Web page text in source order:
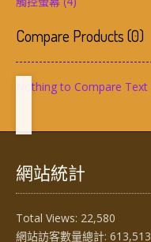
Compare Products(0)
Nothing to Compare Text
網站統計
Total Views: 22,580
網站訪客數量總計: 613,513